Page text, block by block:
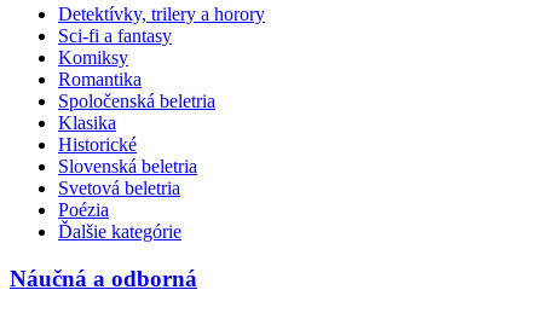
Detektívky, trilery a horory
Sci-fi a fantasy
Komiksy
Romantika
Spoločenská beletria
Klasika
Historické
Slovenská beletria
Svetová beletria
Poézia
Ďalšie kategórie
Náučná a odborná